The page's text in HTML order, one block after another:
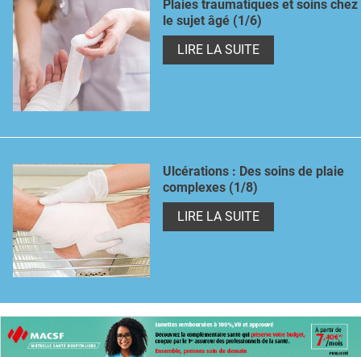
Plaies traumatiques et soins chez
le sujet âgé (1/6)
LIRE LA SUITE
Ulcérations : Des soins de plaie
complexes (1/8)
LIRE LA SUITE